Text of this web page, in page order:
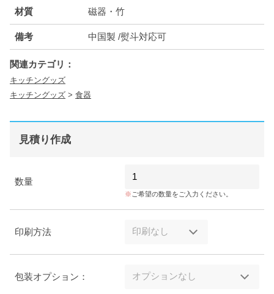
材質 磁器・竹
備考 中国製 /熨斗対応可
関連カテゴリ：
キッチングッズ
キッチングッズ > 食器
見積り作成
数量
ご希望の数量をご入力ください。
印刷方法
包装オプション：